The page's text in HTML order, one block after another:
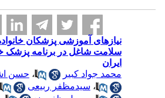
نیازهای آموزشی پزشکان خانواده
سلامت شاغل در برنامه پزشک
ایران
محمد جواد کبیر
،حسن
،سیدمظفر ربیعی ،